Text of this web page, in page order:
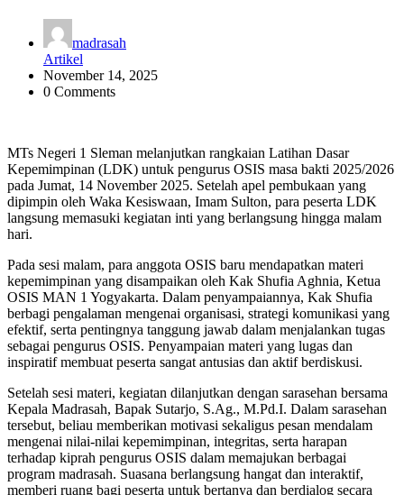
madrasah
Artikel
November 14, 2025
0 Comments
MTs Negeri 1 Sleman melanjutkan rangkaian Latihan Dasar
Kepemimpinan (LDK) untuk pengurus OSIS masa bakti 2025/2026
pada Jumat, 14 November 2025. Setelah apel pembukaan yang
dipimpin oleh Waka Kesiswaan, Imam Sulton, para peserta LDK
langsung memasuki kegiatan inti yang berlangsung hingga malam
hari.
Pada sesi malam, para anggota OSIS baru mendapatkan materi
kepemimpinan yang disampaikan oleh Kak Shufia Aghnia, Ketua
OSIS MAN 1 Yogyakarta. Dalam penyampaiannya, Kak Shufia
berbagi pengalaman mengenai organisasi, strategi komunikasi yang
efektif, serta pentingnya tanggung jawab dalam menjalankan tugas
sebagai pengurus OSIS. Penyampaian materi yang lugas dan
inspiratif membuat peserta sangat antusias dan aktif berdiskusi.
Setelah sesi materi, kegiatan dilanjutkan dengan sarasehan bersama
Kepala Madrasah, Bapak Sutarjo, S.Ag., M.Pd.I. Dalam sarasehan
tersebut, beliau memberikan motivasi sekaligus pesan mendalam
mengenai nilai-nilai kepemimpinan, integritas, serta harapan
terhadap kiprah pengurus OSIS dalam memajukan berbagai
program madrasah. Suasana berlangsung hangat dan interaktif,
memberi ruang bagi peserta untuk bertanya dan berdialog secara